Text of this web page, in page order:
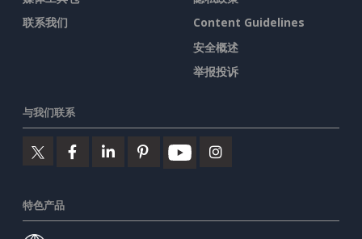
联系我们
Content Guidelines
安全概述
举报投诉
与我们联系
特色产品